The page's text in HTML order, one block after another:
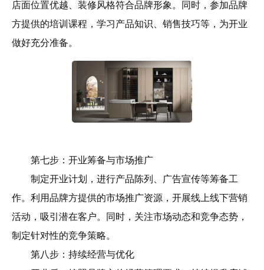
店面位置优越、装修风格符合品牌形象。同时，参加品牌
方提供的培训课程，学习产品知识、销售技巧等，为开业
做好充分准备。
第七步：开业筹备与市场推广
制定开业计划，进行产品陈列、广告宣传等筹备工
作。利用品牌方提供的市场推广资源，开展线上线下营销
活动，吸引潜在客户。同时，关注市场动态和竞争态势，
制定针对性的竞争策略。
第八步：持续经营与优化